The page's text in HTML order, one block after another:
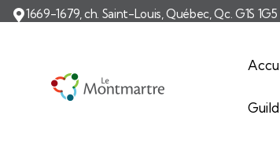
1669-1679, ch. Saint-Louis, Québec, Qc. G1S